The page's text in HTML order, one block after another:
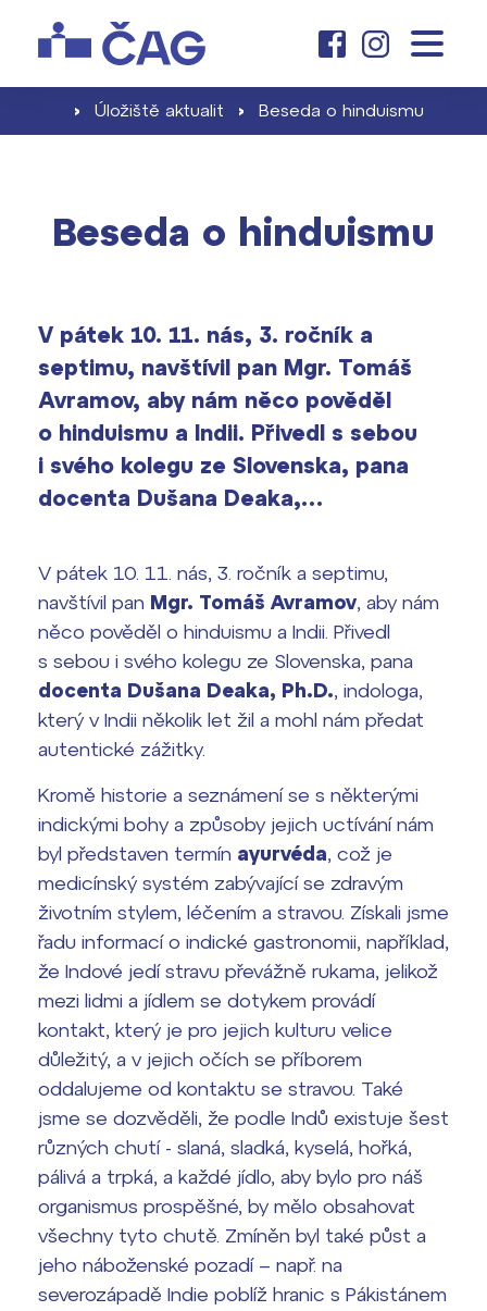
O nás
Dny otevřených dveří
Klub absolventů
Projekty ›
Harmonogram školního roku ›
Press kit ›
základní škola
Školné pro ZŠ
Naši učitelé
Informace pro rodiče prvňáčků
Jak se stát studentem
Školné pro gymnázium
Přípravné kurzy a přijímací zkoušky
nanečisto
Výsledky 1. kola přijímacího řízení
Maturitní zkoušky
Europass
FOCUSing
Zahraniční stipendia
ČAG studentský
Maturitní témata
Pomoc! Mám problém!
Harmonogram školního roku
Termíny maturit
kontakt
vyhledávání
Bakaláři
Office 365
› Úložiště aktualit › Beseda o hinduismu
Beseda o hinduismu
V pátek 10. 11. nás, 3. ročník a
septimu, navštívil pan Mgr. Tomáš
Avramov, aby nám něco pověděl
o hinduismu a Indii. Přivedl s sebou
i svého kolegu ze Slovenska, pana
docenta Dušana Deaka,…
V pátek 10. 11. nás, 3. ročník a septimu,
navštívil pan Mgr. Tomáš Avramov, aby nám
něco pověděl o hinduismu a Indii. Přivedl
s sebou i svého kolegu ze Slovenska, pana
docenta Dušana Deaka, Ph.D., indologa,
který v Indii několik let žil a mohl nám předat
autentické zážitky.
Kromě historie a seznámení se s některými
indickými bohy a způsoby jejich uctívání nám
byl představen termín ayurvéda, což je
medicínský systém zabývající se zdravým
životním stylem, léčením a stravou. Získali jsme
řadu informací o indické gastronomii, například,
že Indové jedí stravu převážně rukama, jelikož
mezi lidmi a jídlem se dotykem provádí
kontakt, který je pro jejich kulturu velice
důležitý, a v jejich očích se příborem
oddalujeme od kontaktu se stravou. Také
jsme se dozvěděli, že podle Indů existuje šest
různých chutí - slaná, sladká, kyselá, hořká,
pálivá a trpká, a každé jídlo, aby bylo pro náš
organismus prospěšné, by mělo obsahovat
všechny tyto chutě. Zmíněn byl také půst a
jeho náboženské pozadí – např. na
severozápadě Indie poblíž hranic s Pákistánem